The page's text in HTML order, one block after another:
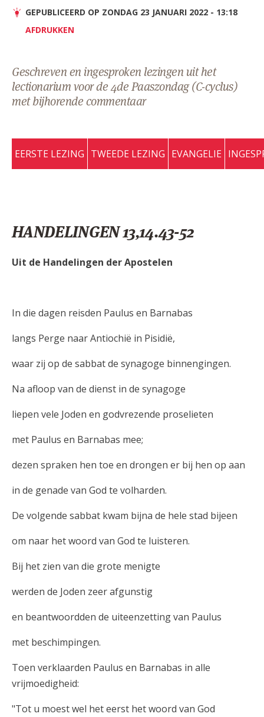
AANMELDEN OF REGISTREREN
GEPUBLICEERD OP ZONDAG 23 JANUARI 2022 - 13:18
AFDRUKKEN
Geschreven en ingesproken lezingen uit het
lectionarium voor de 4de Paaszondag (C-cyclus)
met bijhorende commentaar
EERSTE LEZING TWEEDE LEZING EVANGELIE
HANDELINGEN 13,14.43-52
Uit de Handelingen der Apostelen
In die dagen reisden Paulus en Barnabas
langs Perge naar Antiochië in Pisidië,
waar zij op de sabbat de synagoge binnengingen.
Na afloop van de dienst in de synagoge
liepen vele Joden en godvrezende proselieten
met Paulus en Barnabas mee;
dezen spraken hen toe en drongen er bij hen op aan
in de genade van God te volharden.
De volgende sabbat kwam bijna de hele stad bijeen
om naar het woord van God te luisteren.
Bij het zien van die grote menigte
werden de Joden zeer afgunstig
en beantwoordden de uiteenzetting van Paulus
met beschimpingen.
Toen verklaarden Paulus en Barnabas in alle
vrijmoedigheid:
"Tot u moest wel het eerst het woord van God